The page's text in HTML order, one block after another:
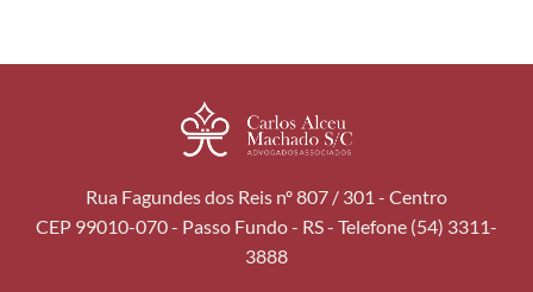
Rua Fagundes dos Reis nº 807 / 301 - Centro
CEP 99010-070 - Passo Fundo - RS - Telefone (54) 3311-
3888